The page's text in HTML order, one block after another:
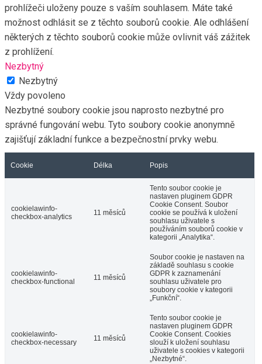
prohlížeči uloženy pouze s vaším souhlasem. Máte také
možnost odhlásit se z těchto souborů cookie. Ale odhlášení
některých z těchto souborů cookie může ovlivnit váš zážitek
z prohlížení.
Nezbytný
Nezbytný
Vždy povoleno
Nezbytné soubory cookie jsou naprosto nezbytné pro
správné fungování webu. Tyto soubory cookie anonymně
zajišťují základní funkce a bezpečnostní prvky webu.
Cookie Délka Popis
cookielawinfo-
checkbox-analytics
11 měsíců
Tento soubor cookie je
nastaven pluginem GDPR
Cookie Consent. Soubor
cookie se používá k uložení
souhlasu uživatele s
používáním souborů cookie v
kategorii „Analytika“.
cookielawinfo-
checkbox-functional
11 měsíců
Soubor cookie je nastaven na
základě souhlasu s cookie
GDPR k zaznamenání
souhlasu uživatele pro
soubory cookie v kategorii
„Funkční“.
cookielawinfo-
checkbox-necessary
11 měsíců
Tento soubor cookie je
nastaven pluginem GDPR
Cookie Consent. Cookies
slouží k uložení souhlasu
uživatele s cookies v kategorii
„Nezbytné“.